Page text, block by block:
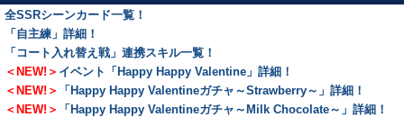
全SSRシーンカード一覧！
「自主練」詳細！
「コート入れ替え戦」連携スキル一覧！
＜NEW!＞ イベント「Happy Happy Valentine」詳細！
＜NEW!＞
「Happy Happy Valentineガチャ～Strawberry～」詳細！
＜NEW!＞
「Happy Happy Valentineガチャ～Milk Chocolate～」詳細！